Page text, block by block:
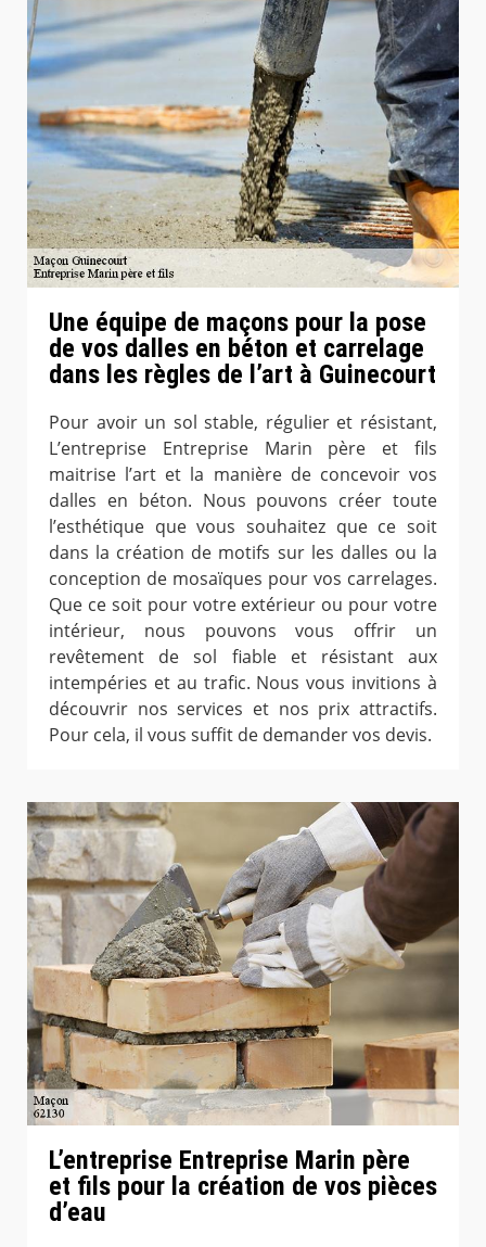
Une équipe de maçons pour la pose
de vos dalles en béton et carrelage
dans les règles de l’art à Guinecourt
Pour avoir un sol stable, régulier et résistant,
L’entreprise Entreprise Marin père et fils
maitrise l’art et la manière de concevoir vos
dalles en béton. Nous pouvons créer toute
l’esthétique que vous souhaitez que ce soit
dans la création de motifs sur les dalles ou la
conception de mosaïques pour vos carrelages.
Que ce soit pour votre extérieur ou pour votre
intérieur, nous pouvons vous offrir un
revêtement de sol fiable et résistant aux
intempéries et au trafic. Nous vous invitions à
découvrir nos services et nos prix attractifs.
Pour cela, il vous suffit de demander vos devis.
L’entreprise Entreprise Marin père
et fils pour la création de vos pièces
d’eau